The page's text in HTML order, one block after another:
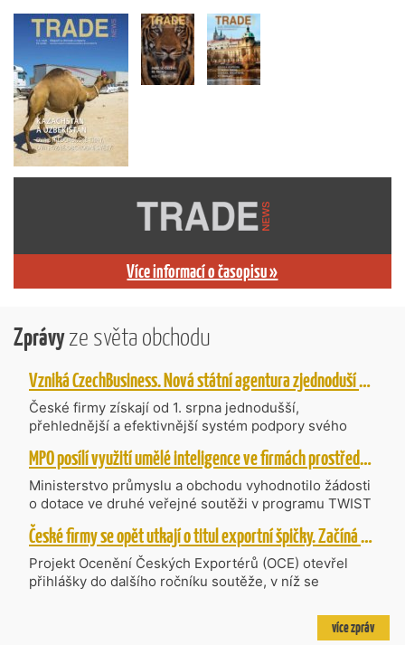
Více informací o časopisu »
Zprávyze světa obchodu
Vzniká CzechBusiness. Nová státní agentura zjednoduší podporu českých firem
České firmy získají od 1. srpna jednodušší,
přehlednější a efektivnější systém podpory svého
CzechBusiness, která propojuje dosavadní
kompetence agentur CzechTrade a CzechInvest.
Firmám nabídne jednoho partnera pro rozvoj od
inovací až po zahraniční expanzi.
MPO posílí využití umělé inteligence ve firmách prostřednictvím 40 projektů z programu TWIST
Ministerstvo průmyslu a obchodu vyhodnotilo žádosti
o dotace ve druhé veřejné soutěži v programu TWIST
– Transfer, Výzkum, Vývoj a Inovace pro Strategické
Technologie, do které bylo podáno 318 návrhů
projektů požadujících dotaci o celkovém objemu 4,27
mld. Kč. Částkou 630 mil. Kč bude podpořeno čtyřicet
nejlépe hodnocených projektů zaměřených na
výzkum v oblasti umělé inteligence a její aplikace do
podnikových procesů a do vývoje nových produktů na
České firmy se opět utkají o titul exportní špičky. Začíná další ročník Ocenění Českých Exportérů
Projekt Ocenění Českých Exportérů (OCE) otevřel
přihlášky do dalšího ročníku soutěže, v níž se
Projekt dlouhodobě vyzdvihuje, podporuje a oceňuje
podniky, které úspěšně prosazují své produkty avíce zpráv